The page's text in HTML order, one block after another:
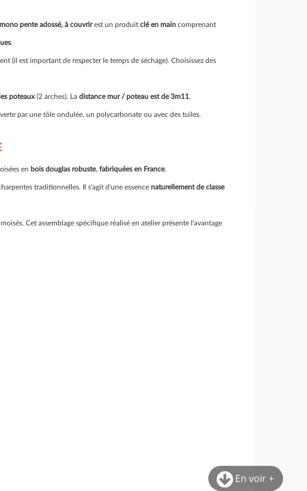
En voir +
mono pente adossé, à couvrirest un produit clé en main comprenant
.
(il est important de respecter le temps de séchage). Choisissez des
poteaux(2 arches). La distance mur / poteau est de 3m11.
par une tôle ondulée, un polycarbonate ou avec des tuiles.
en bois douglas robuste, fabriquées en France.
traditionnelles. Il s'agit d'une essence naturellement de classe
Cet assemblage spécifique réalisé en atelier présente l'avantage